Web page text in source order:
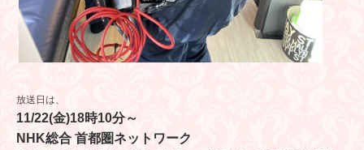
放送日は、
11/22(金)18時10分～
NHK総合 首都圏ネットワーク